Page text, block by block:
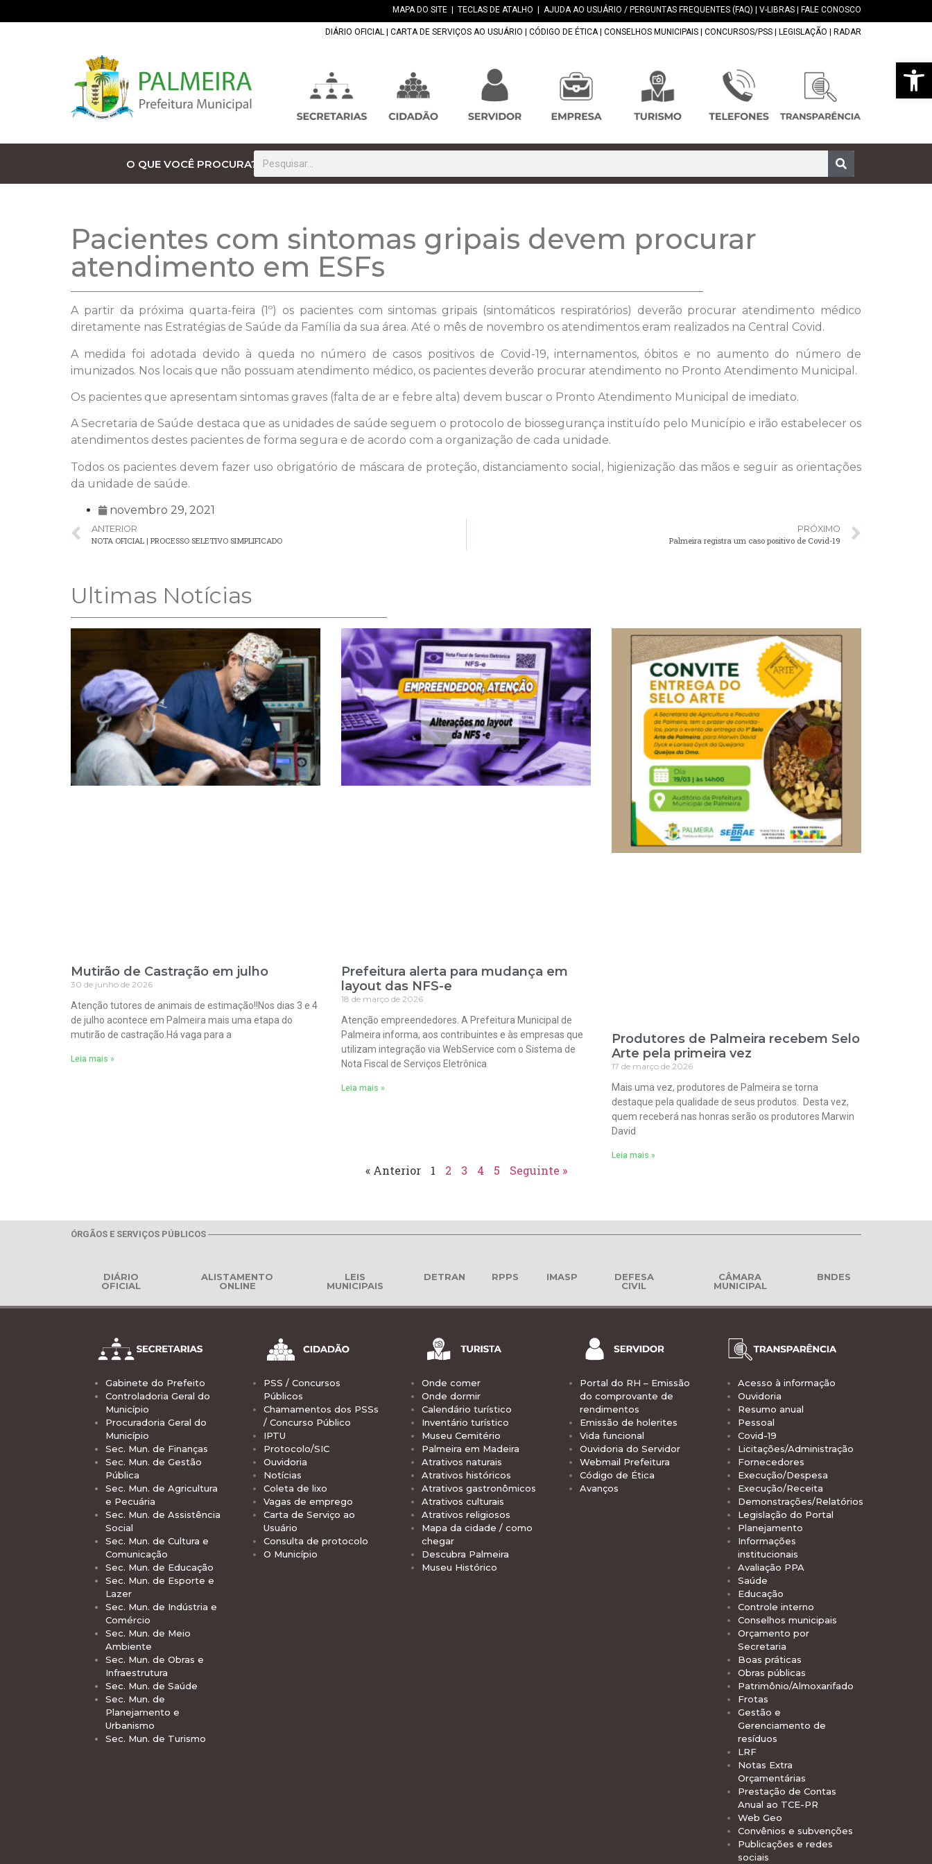
Abrir
MAPA DO SITE TECLAS DE ATALHO AJUDA AO USUÁRIO / PERGUNTAS FREQUENTES (FAQ) V-LIBRAS FALE CONOSCO
DIÁRIO OFICIAL CARTA DE SERVIÇOS AO USUÁRIO CÓDIGO DE ÉTICA| CONSELHOS MUNICIPAIS CONCURSOS/PSS LEGISLAÇÃO RADAR
O QUE VOCÊ PROCURA?
Pacientes com sintomas gripais devem procurar
atendimento em ESFs
A partir da próxima quarta-feira (1º) os pacientes com sintomas gripais (sintomáticos respiratórios) deverão procurar atendimento médico
diretamente nas Estratégias de Saúde da Família da sua área. Até o mês de novembro os atendimentos eram realizados na Central Covid.
A medida foi adotada devido à queda no número de casos positivos de Covid-19, internamentos, óbitos e no aumento do número de
imunizados. Nos locais que não possuam atendimento médico, os pacientes deverão procurar atendimento no Pronto Atendimento Municipal.
Os pacientes que apresentam sintomas graves (falta de ar e febre alta) devem buscar o Pronto Atendimento Municipal de imediato.
A Secretaria de Saúde destaca que as unidades de saúde seguem o protocolo de biossegurança instituído pelo Município e irão estabelecer os
atendimentos destes pacientes de forma segura e de acordo com a organização de cada unidade.
Todos os pacientes devem fazer uso obrigatório de máscara de proteção, distanciamento social, higienização das mãos e seguir as orientações
da unidade de saúde.
novembro 29, 2021
ANTERIOR
NOTA OFICIAL | PROCESSO SELETIVO SIMPLIFICADO
PRÓXIMO
Palmeira registra um caso positivo de Covid-19
Ultimas Notícias
Mutirão de Castração em julho
30 de junho de 2026
Atenção tutores de animais de estimação!!Nos dias 3 e 4
de julho acontece em Palmeira mais uma etapa do
mutirão de castração.Há vaga para a
Leia mais »
Prefeitura alerta para mudança em
layout das NFS-e
18 de março de 2026
Atenção empreendedores. A Prefeitura Municipal de
Palmeira informa, aos contribuintes e às empresas que
utilizam integração via WebService com o Sistema de
Nota Fiscal de Serviços Eletrônica
Leia mais »
Produtores de Palmeira recebem Selo
Arte pela primeira vez
17 de março de 2026
Mais uma vez, produtores de Palmeira se torna
destaque pela qualidade de seus produtos. Desta vez,
quem receberá nas honras serão os produtores Marwin
David
Leia mais »
« Anterior 1 2 3 4 5 Seguinte »
ÓRGÃOS E SERVIÇOS PÚBLICOS
DIÁRIO
OFICIAL
ALISTAMENTO
ONLINE
LEIS
MUNICIPAIS
DETRAN RPPS IMASP
DEFESA
CIVIL
CÂMARA
MUNICIPAL
BNDES
Gabinete do Prefeito
Controladoria Geral do
Município
Procuradoria Geral do
Município
Sec. Mun. de Finanças
Sec. Mun. de Gestão
Pública
Sec. Mun. de Agricultura
e Pecuária
Sec. Mun. de Assistência
Social
Sec. Mun. de Cultura e
Comunicação
Sec. Mun. de Educação
Sec. Mun. de Esporte e
Lazer
Sec. Mun. de Indústria e
Comércio
Sec. Mun. de Meio
Ambiente
Sec. Mun. de Obras e
Infraestrutura
Sec. Mun. de Saúde
Sec. Mun. de
Planejamento e
Urbanismo
Sec. Mun. de Turismo
PSS / Concursos
Públicos
Chamamentos dos PSSs
/ Concurso Público
IPTU
Protocolo/SIC
Ouvidoria
Notícias
Coleta de lixo
Vagas de emprego
Carta de Serviço ao
Usuário
Consulta de protocolo
O Município
Onde comer
Onde dormir
Calendário turístico
Inventário turístico
Museu Cemitério
Palmeira em Madeira
Atrativos naturais
Atrativos históricos
Atrativos gastronômicos
Atrativos culturais
Atrativos religiosos
Mapa da cidade / como
chegar
Descubra Palmeira
Museu Histórico
Portal do RH – Emissão
do comprovante de
rendimentos
Emissão de holerites
Vida funcional
Ouvidoria do Servidor
Webmail Prefeitura
Código de Ética
Avanços
Acesso à informação
Ouvidoria
Resumo anual
Pessoal
Covid-19
Licitações/Administração
Fornecedores
Execução/Despesa
Execução/Receita
Demonstrações/Relatórios
Legislação do Portal
Planejamento
Informações
institucionais
Avaliação PPA
Saúde
Educação
Controle interno
Conselhos municipais
Orçamento por
Secretaria
Boas práticas
Obras públicas
Patrimônio/Almoxarifado
Frotas
Gestão e
Gerenciamento de
resíduos
LRF
Notas Extra
Orçamentárias
Prestação de Contas
Anual ao TCE-PR
Web Geo
Convênios e subvenções
Publicações e redes
sociais